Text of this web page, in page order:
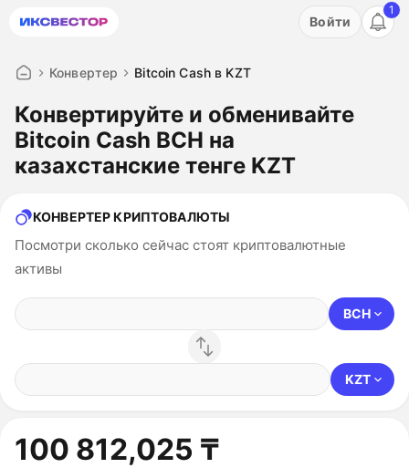
Акция: бесплатный пробный период на 3 дня!
Войти
1
Конвертер Bitcoin Cash в KZT
Конвертируйте и обменивайте
Bitcoin Cash BCH на
казахстанские тенге KZT
КОНВЕРТЕР КРИПТОВАЛЮТЫ
Посмотри сколько сейчас стоят криптовалютные
активы
BCH
KZT
100 812,025 ₸